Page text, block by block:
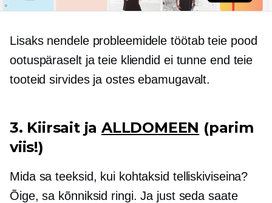
Lisaks nendele probleemidele töötab teie pood
ootuspäraselt ja teie kliendid ei tunne end teie
tooteid sirvides ja ostes ebamugavalt.
3. Kiirsait jaALLDOMEEN (parim
viis!)
Mida sa teeksid, kui kohtaksid telliskiviseina?
Õige, sa kõnniksid ringi. Ja just seda saate